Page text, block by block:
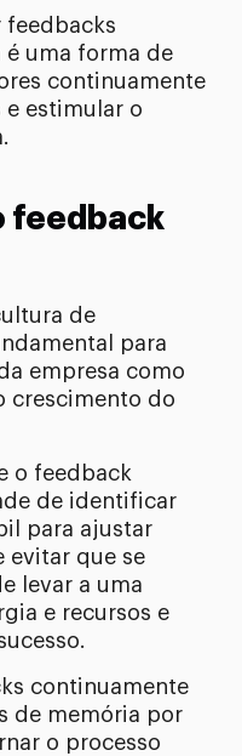
feedbacks
uma forma de
continuamente
e estimular o
feedback
de
para
empresa como
crescimento do
o feedback
de identificar
para ajustar
evitar que se
levar a uma
e recursos e
continuamente
de memória por
o processo